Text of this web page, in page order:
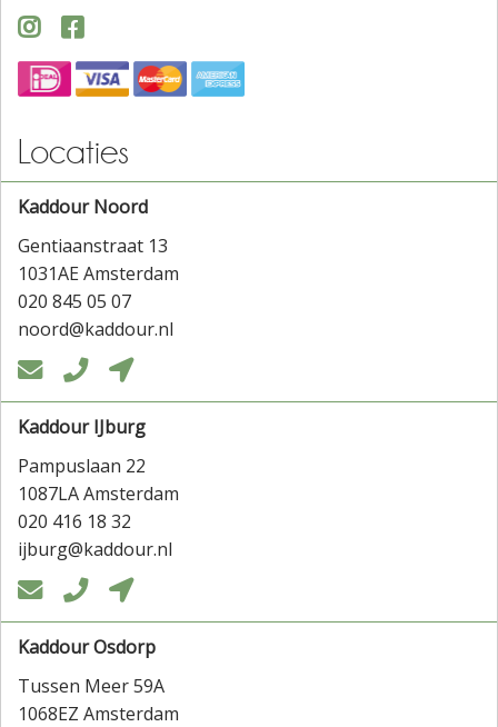
 
Locaties
Kaddour Noord
Gentiaanstraat 13
1031AE Amsterdam
020 845 05 07
noord@kaddour.nl
  
Kaddour IJburg
Pampuslaan 22
1087LA Amsterdam
020 416 18 32
ijburg@kaddour.nl
  
Kaddour Osdorp
Tussen Meer 59A
1068EZ Amsterdam